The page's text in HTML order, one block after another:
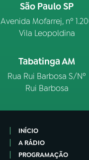
São Paulo SP
Avenida Mofarrej, nº
Vila Leopoldina
Tabatinga AM
Rua Rui Barbosa S/Nº
Rui Barbosa
INÍCIO
A RÁDIO
PROGRAMAÇÃO